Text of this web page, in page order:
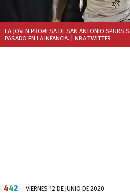
LA JOVEN PROMESA DE SAN ANTONIO SPURS
PASADO EN LA INFANCIA. | NBA TWITTER
442 VIERNES 12 DE JUNIO DE 2020